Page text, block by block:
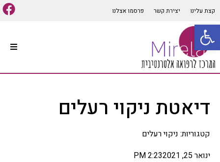
פתח סרגל נגישות
קצת עלינו יצירת קשר פרסמו אצלנו
קיים מגוון רב של סוגי טיפולים
אלטרנטיביים המתאימים למרביתדיאטת ניקוי רעלים
קטגוריות: ניקוי רעלים
ינואר 25, 2021
2:23 PM